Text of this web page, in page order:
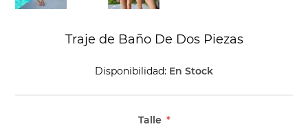
Traje de Baño De Dos Piezas
Disponibilidad: En Stock
Talle *